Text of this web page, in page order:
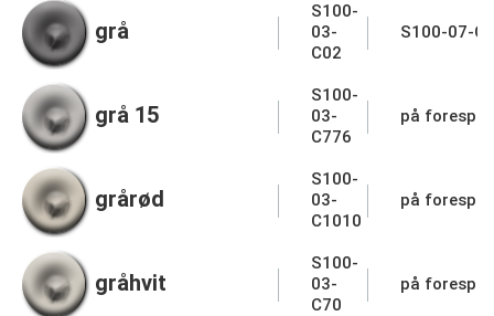
grå
S100-
03-
C02
S100-07-
grå 15
S100-
03-
C776
på
grårød
S100-
03-
C1010
på
gråhvit
S100-
03-
C70
på